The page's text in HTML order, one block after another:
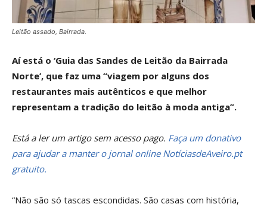
Leitão assado, Bairrada.
Aí está o ‘Guia das Sandes de Leitão da Bairrada
Norte’, que faz uma “viagem por alguns dos
restaurantes mais autênticos e que melhor
representam a tradição do leitão à moda antiga”.
Está a ler um artigo sem acesso pago. Faça um donativo
para ajudar a manter o jornal online NotíciasdeAveiro.pt
gratuito.
“Não são só tascas escondidas. São casas com história,